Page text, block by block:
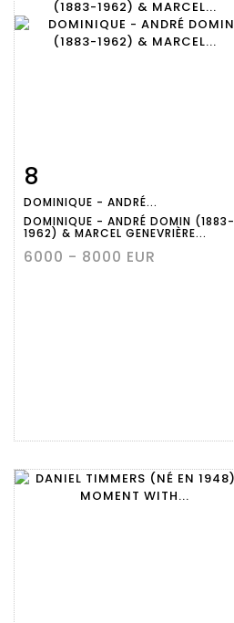
détaillée
8
DOMINIQUE - ANDRÉ...
DOMINIQUE - ANDRÉ DOMIN (1883-
1962) & MARCEL GENEVRIÈRE...
6000 - 8000 EUR